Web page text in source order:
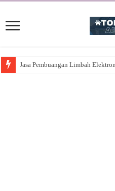
Jasa Pembuangan Limbah